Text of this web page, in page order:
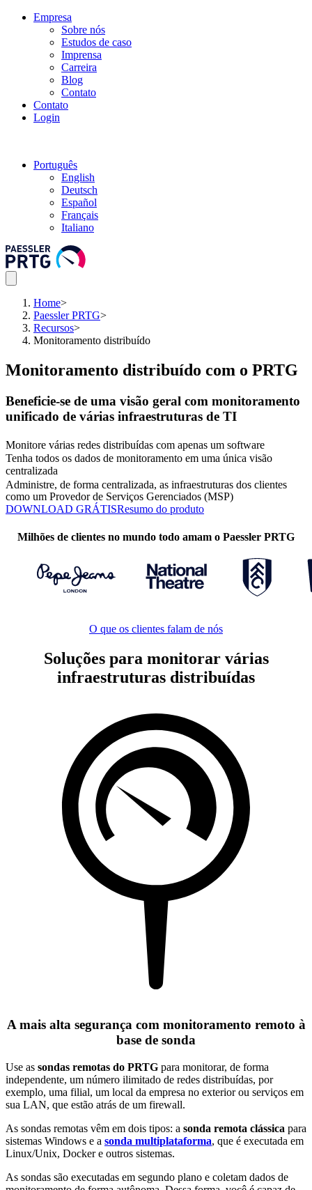
Empresa
Sobre nós
Estudos de caso
Imprensa
Carreira
Blog
Contato
Contato
Login
Português
English
Deutsch
Español
Français
Italiano
Home>
Paessler PRTG>
Recursos>
Monitoramento distribuído
Monitoramento distribuído com o PRTG
Beneficie-se de uma visão geral com monitoramento
unificado de várias infraestruturas de TI
Monitore várias redes distribuídas com apenas um software
Tenha todos os dados de monitoramento em uma única visão
centralizada
Administre, de forma centralizada, as infraestruturas dos clientes
como um Provedor de Serviços Gerenciados (MSP)
DOWNLOAD GRÁTISResumo do produto
Milhões de clientes no mundo todo amam o Paessler PRTG
O que os clientes falam de nós
Soluções para monitorar várias
infraestruturas distribuídas
A mais alta segurança com monitoramento remoto à
base de sonda
Use as sondas remotas do PRTG para monitorar, de forma
independente, um número ilimitado de redes distribuídas, por
exemplo, uma filial, um local da empresa no exterior ou serviços em
sua LAN, que estão atrás de um firewall.
As sondas remotas vêm em dois tipos: a sonda remota clássica para
sistemas Windows e a sonda multiplataforma, que é executada em
Linux/Unix, Docker e outros sistemas.
As sondas são executadas em segundo plano e coletam dados de